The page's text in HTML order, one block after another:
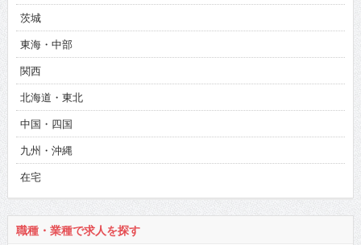
茨城
東海・中部
関西
北海道・東北
中国・四国
九州・沖縄
在宅
職種・業種で求人を探す